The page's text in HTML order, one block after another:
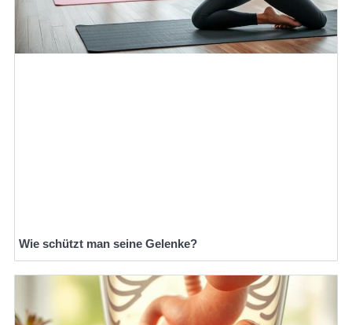
Wie schützt man seine Gelenke?